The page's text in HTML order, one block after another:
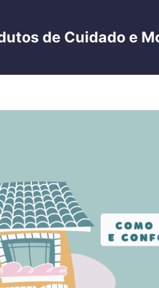
de Cuidado e